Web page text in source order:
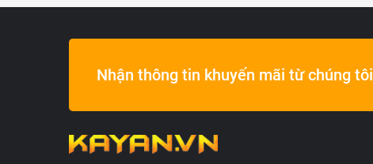
Nhận thông tin khuyến mãi từ chúng tôi